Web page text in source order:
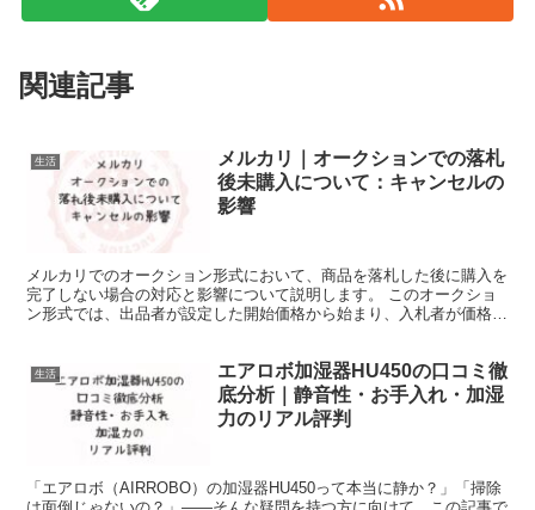
関連記事
生活
メルカリ｜オークションでの落札
後未購入について：キャンセルの
影響
メルカリでのオークション形式において、商品を落札した後に購入を
完了しない場合の対応と影響について説明します。 このオークショ
ン形式では、出品者が設定した開始価格から始まり、入札者が価格競
生活
エアロボ加湿器HU450の口コミ徹
底分析｜静音性・お手入れ・加湿
力のリアル評判
「エアロボ（AIRROBO）の加湿器HU450って本当に静か？」「掃除